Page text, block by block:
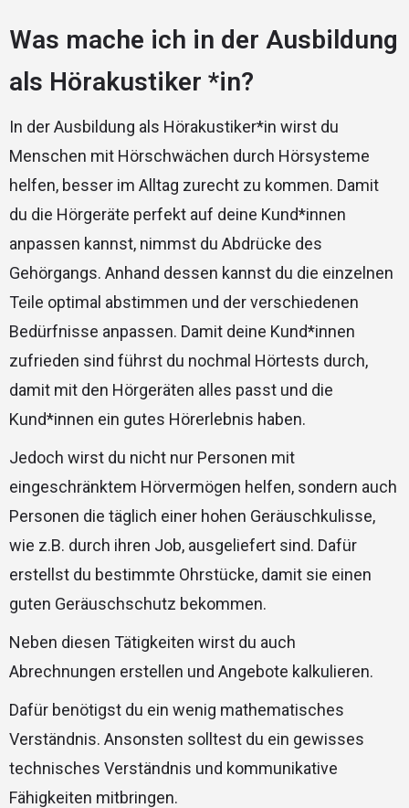
Was mache ich in der Ausbildung
als Hörakustiker *in?
In der Ausbildung als Hörakustiker*in wirst du
Menschen mit Hörschwächen durch Hörsysteme
helfen, besser im Alltag zurecht zu kommen. Damit
du die Hörgeräte perfekt auf deine Kund*innen
anpassen kannst, nimmst du Abdrücke des
Gehörgangs. Anhand dessen kannst du die einzelnen
Teile optimal abstimmen und der verschiedenen
Bedürfnisse anpassen. Damit deine Kund*innen
zufrieden sind führst du nochmal Hörtests durch,
damit mit den Hörgeräten alles passt und die
Kund*innen ein gutes Hörerlebnis haben.
Jedoch wirst du nicht nur Personen mit
eingeschränktem Hörvermögen helfen, sondern auch
Personen die täglich einer hohen Geräuschkulisse,
wie z.B. durch ihren Job, ausgeliefert sind. Dafür
erstellst du bestimmte Ohrstücke, damit sie einen
guten Geräuschschutz bekommen.
Neben diesen Tätigkeiten wirst du auch
Abrechnungen erstellen und Angebote kalkulieren.
Dafür benötigst du ein wenig mathematisches
Verständnis. Ansonsten solltest du ein gewisses
technisches Verständnis und kommunikative
Fähigkeiten mitbringen.